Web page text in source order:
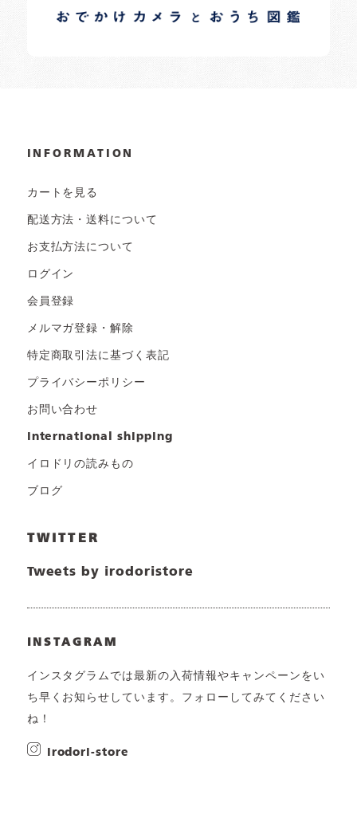
日常の様子など随時更新中です。
INFORMATION
カートを見る
配送方法・送料について
お支払方法について
ログイン
会員登録
メルマガ登録・解除
特定商取引法に基づく表記
プライバシーポリシー
お問い合わせ
international shipping
イロドリの読みもの
ブログ
TWITTER
Tweets by irodoristore
INSTAGRAM
インスタグラムでは最新の入荷情報やキャンペーンをい
ち早くお知らせしています。フォローしてみてください
ね！
irodori-store